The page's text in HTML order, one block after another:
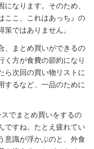
なります。そのため、
ここ、これはあっち』の
ではありません。
、まとめ買いができるの
く方が食費の節約になり
ら次回の買い物リストに
するなど、一品のために
でまとめ買いをするの
ですね。たとえ疲れてい
意識が浮かぶのと、外食